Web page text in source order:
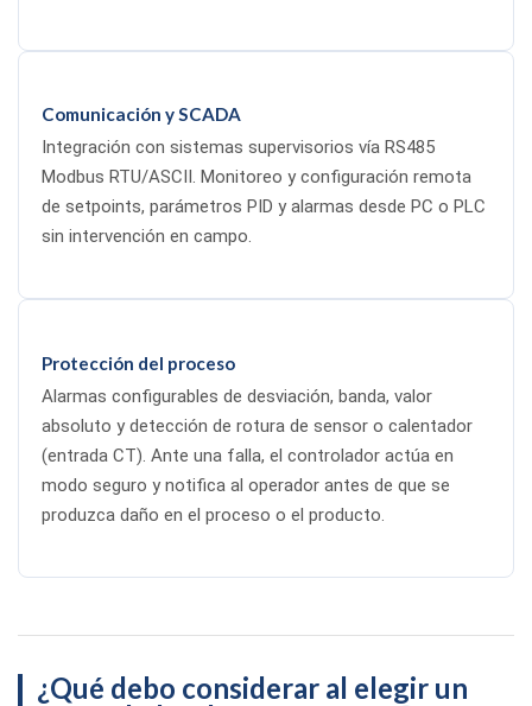
Comunicación y SCADA
Integración con sistemas supervisorios vía RS485
Modbus RTU/ASCII. Monitoreo y configuración remota
de setpoints, parámetros PID y alarmas desde PC o PLC
sin intervención en campo.
Protección del proceso
Alarmas configurables de desviación, banda, valor
absoluto y detección de rotura de sensor o calentador
(entrada CT). Ante una falla, el controlador actúa en
modo seguro y notifica al operador antes de que se
produzca daño en el proceso o el producto.
¿Qué debo considerar al elegir un